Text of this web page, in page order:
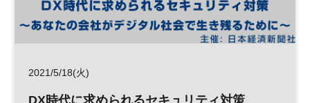
サイバー攻撃 DX 日経オンラインセミナー
2021/5/18(火)
DX時代に求められるセキュリティ対策